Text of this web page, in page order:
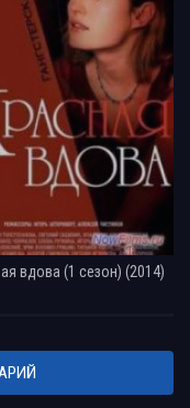
вдова (1 сезон) (2014)